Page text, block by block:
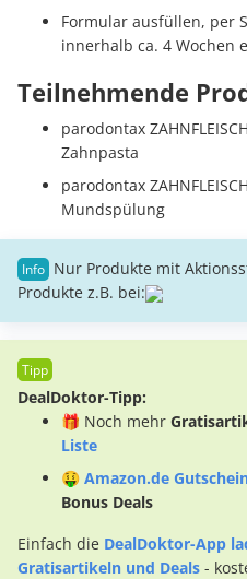
Formular ausfüllen, per
innerhalb ca. 4 Wochen
Teilnehmende
parodontax
Zahnpasta
parodontax
Mundspülung
Nur Produkte mit
Produkte z.B. bei:
DealDoktor-Tipp:
🎁 Noch mehr
Liste
🤑 Amazon.de
Bonus Deals
Einfach die DealDoktor-App
Gratisartikeln und Deals -